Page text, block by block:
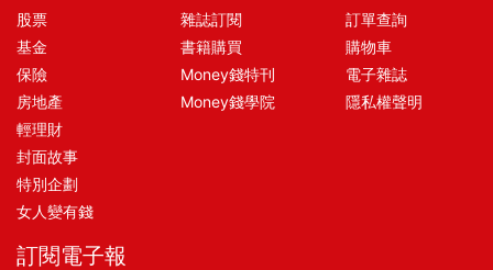
股票
基金
保險
房地產
輕理財
封面故事
特別企劃
女人變有錢
雜誌訂閱
書籍購買
Money錢特刊
Money錢學院
訂單查詢
購物車
電子雜誌
隱私權聲明
訂閱電子報